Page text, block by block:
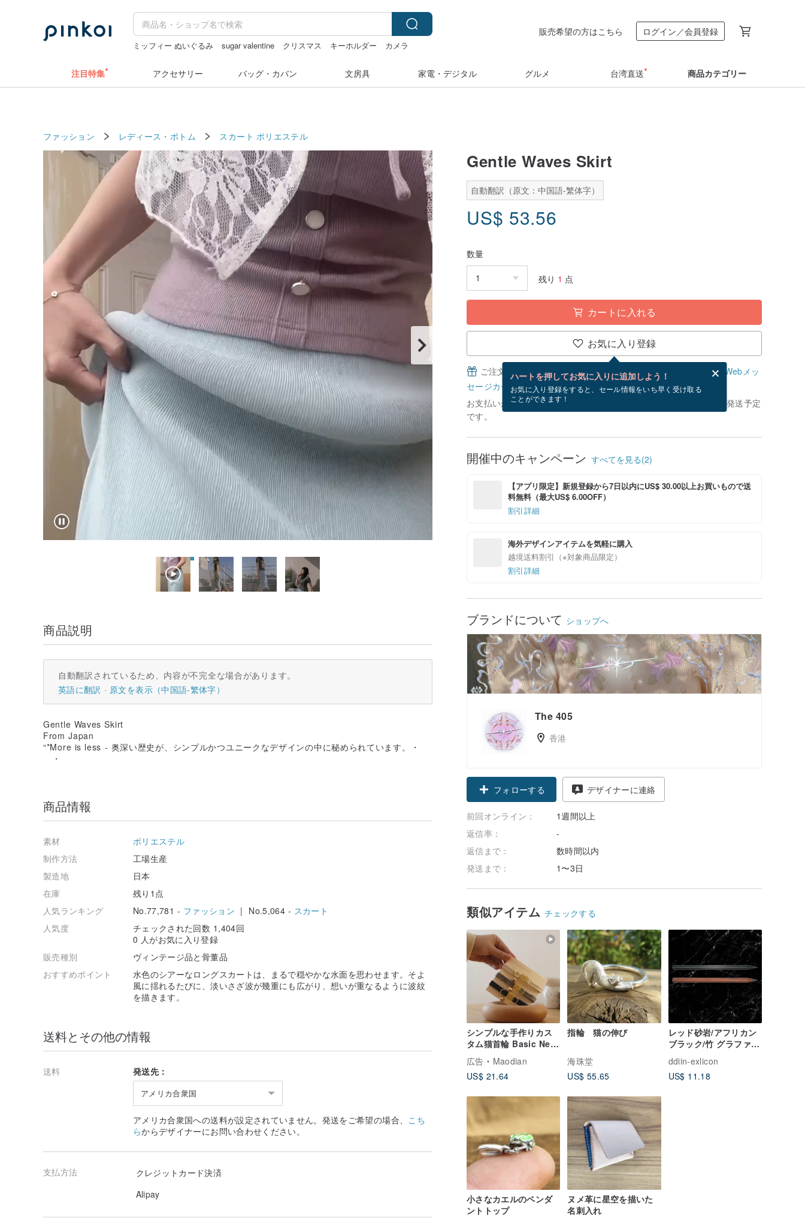
ミッフィー ぬいぐるみ sugar valentine クリスマス キーホルダー
カメラ
販売希望の方はこちら ログイン／会員登録
注目特集 アクセサリー バッグ・カバン 文房具 家電・デジタル グルメ 台湾直送 商品カテゴリー
ファッション レディース・ボトム スカート ポリエステル
Gentle Waves Skirt
自動翻訳（原文：中国語-繁体字）
US$ 53.56
数量
残り 1 点
カートに入れる
お気に入り登録
ハートを押してお気に入りに追加しよう！
お気に入り登録をすると、セール情報をいち早く受け取る
ことができます！
ご注文完了後、無料でWebメッセージカードを作成できます。
Webメッ
セージカードとは？
お支払いが確認できてから、ショップの休日を除く 1 営業日以内に発送予定
です。
開催中のキャンペーン すべてを見る(2)
【アプリ限定】新規登録から7日以内にUS$ 30.00以上お買いもので送
料無料（最大US$ 6.00OFF）
割引詳細
海外デザインアイテムを気軽に購入
越境送料割引（※対象商品限定）
割引詳細
ブランドについて ショップへ
The 405
香港
フォローする デザイナーに連絡
前回オンライン：
1週間以上
返信率：
-
返信まで：
数時間以内
発送まで：
1〜3日
類似アイテム チェックする
シンプルな手作りカス
タム猫首輪 Basic New
Life Soft Organic Cat
Collar | Simple Soft
Cat Collar
広告
Maodian
US$ 21.64
指輪 猫の伸び
海珠堂
US$ 55.65
レッド砂岩/アフリカン
ブラック/竹 グラファイ
トペンシル
ddiin-exlicon
US$ 11.18
小さなカエルのペンダ
ントトップ
ヌメ革に星空を描いた
名刺入れ
商品説明
自動翻訳されているため、内容が不完全な場合があります。
英語に翻訳
原文を表示（中国語-繁体字）
Gentle Waves Skirt
From Japan
“*More is less - 奥深い歴史が、シンプルかつユニークなデザインの中に秘められています。・
゚・
商品情報
素材
ポリエステル
制作方法
工場生産
製造地
日本
在庫
残り1点
人気ランキング
No.77,781 - ファッション | No.5,064 - スカート
人気度
チェックされた回数 1,404回
0 人がお気に入り登録
販売種別
ヴィンテージ品と骨董品
おすすめポイント
水色のシアーなロングスカートは、まるで穏やかな水面を思わせます。そよ
風に揺れるたびに、淡いさざ波が幾重にも広がり、想いが重なるように波紋
を描きます。
送料とその他の情報
送料 発送先：
アメリカ合衆国
アメリカ合衆国への送料が設定されていません。発送をご希望の場合、 こち
らからデザイナーにお問い合わせください。
支払方法
クレジットカード決済
Alipay